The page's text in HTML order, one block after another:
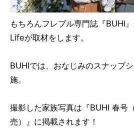
もちろんフレブル専門誌『BUHI
Lifeが取材をします。
BUHIでは、おなじみのスナップ
施。
撮影した家族写真は『BUHI 春号
売）』に掲載されます！